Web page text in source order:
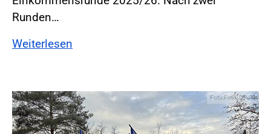
Runden…
Weiterlesen
Foto:Foto: DPolG